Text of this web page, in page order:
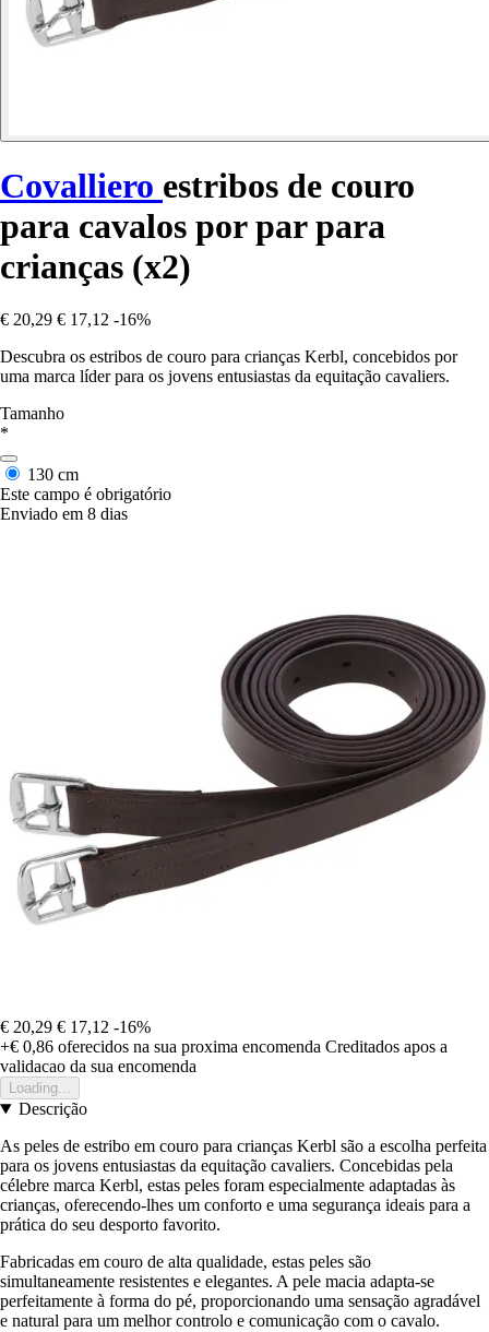
Covalliero estribos de couro
para cavalos por par para
crianças (x2)
€ 20,29 € 17,12 -16%
Descubra os estribos de couro para crianças Kerbl, concebidos por
uma marca líder para os jovens entusiastas da equitação cavaliers.
Tamanho
*
130 cm
Este campo é obrigatório
Enviado em 8 dias
€ 20,29 € 17,12 -16%
+€ 0,86 oferecidos na sua proxima encomenda Creditados apos a
validacao da sua encomenda
Loading...
Descrição
As peles de estribo em couro para crianças Kerbl são a escolha perfeita
para os jovens entusiastas da equitação cavaliers. Concebidas pela
célebre marca Kerbl, estas peles foram especialmente adaptadas às
crianças, oferecendo-lhes um conforto e uma segurança ideais para a
prática do seu desporto favorito.
Fabricadas em couro de alta qualidade, estas peles são
simultaneamente resistentes e elegantes. A pele macia adapta-se
perfeitamente à forma do pé, proporcionando uma sensação agradável
e natural para um melhor controlo e comunicação com o cavalo.